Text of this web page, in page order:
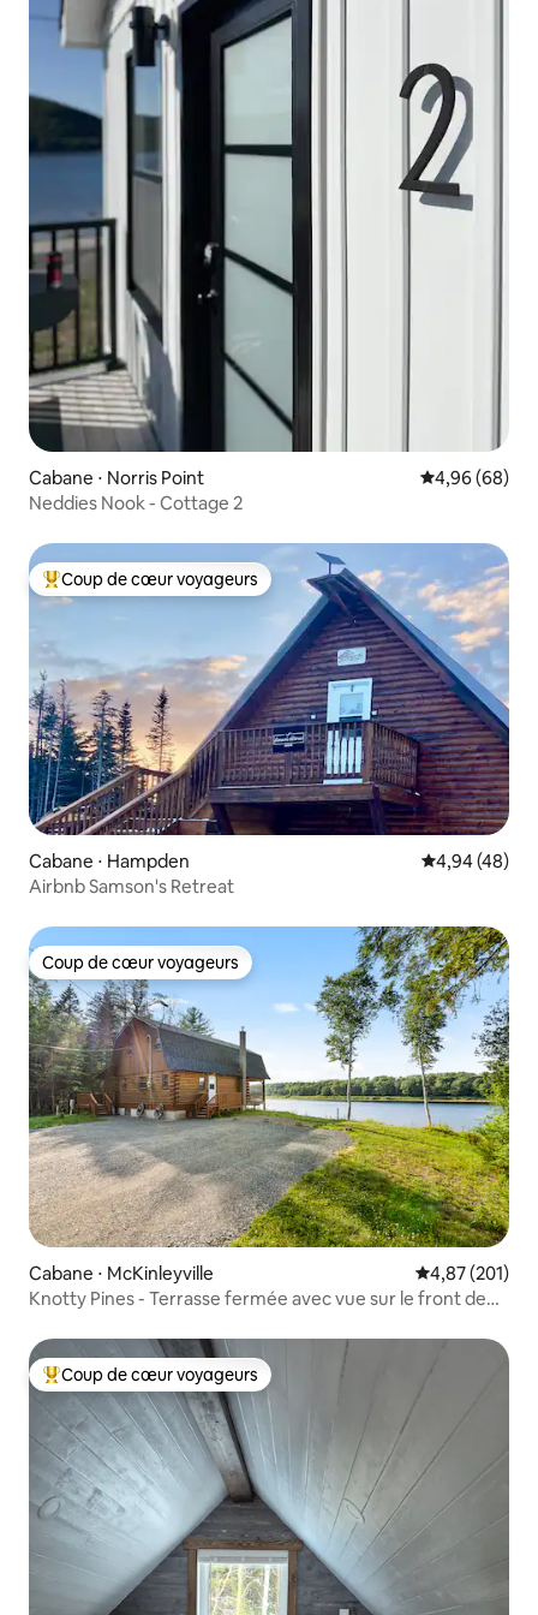
Cabane ⋅ Norris Point Évaluation
4,96 (68)
Neddies Nook - Cottage 2
Coups de cœur voyageurs les plus appréciés
Coup de cœur voyageurs
Cabane ⋅ Hampden Évaluation
4,94 (48)
Airbnb Samson's Retreat
Coup de cœur voyageurs
Coup de cœur voyageurs
Cabane ⋅ McKinleyville Évaluation
4,87 (201)
Knotty Pines - Terrasse fermée avec vue sur le front de
Coups de cœur voyageurs les plus appréciés
Coup de cœur voyageurs